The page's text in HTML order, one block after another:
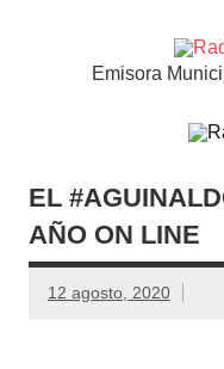
Emisora
EL
AÑO ON LINE
12 agosto, 2020